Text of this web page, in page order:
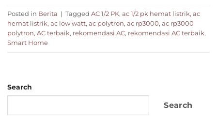
Posted in Berita | Tagged AC 1/2 PK, ac 1/2 pk hemat listrik, ac
hemat listrik, ac low watt, ac polytron, ac rp3000, ac rp3000
polytron, AC terbaik, rekomendasi AC, rekomendasi AC terbaik,
Smart Home
Search
Search